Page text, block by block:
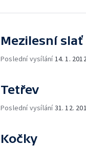
Mezilesní slať
Poslední vysílání 14. 1. 2012
Tetřev
Poslední vysílání31. 12.
Kočky